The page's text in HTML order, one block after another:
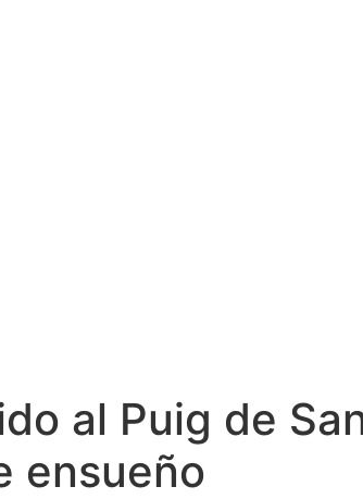
al Puig de
ensueño